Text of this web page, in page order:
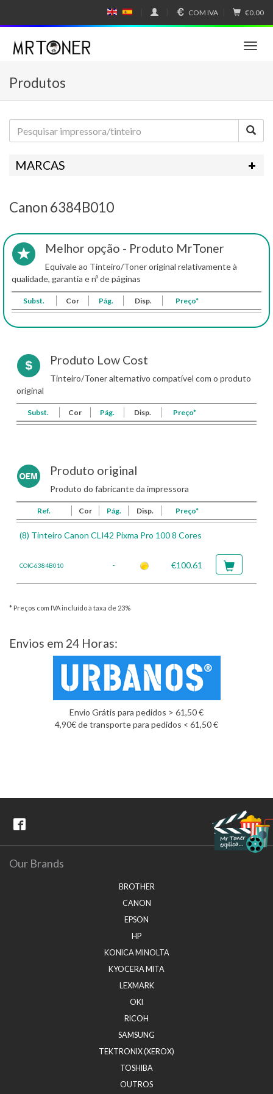
N
SP
COM IVA €0.00
T
n
a
v
g
Produtos
MARCAS
Canon 6384B010
Melhor opção - Produto MrToner
Equivale ao Tinteiro/Toner original relativamente à
qualidade, garantia e nº de páginas
Subst. Cor Pág. Disp. Preço*
Produto Low Cost
Tinteiro/Toner alternativo compatível com o produto
original
Subst. Cor Pág. Disp. Preço*
Produto original
Produto do fabricante da impressora
Ref. Cor Pág. Disp. Preço*
(8) Tinteiro Canon CLI42 Pixma Pro 100 8 Cores
COIC-6384B010 - €100.61
* Preços com IVA incluído à taxa de 23%
Envios em 24 Horas:
Envio Grátis para pedidos > 61,50 €
4,90€ de transporte para pedidos < 61,50 €
Our Brands
BROTHER
CANON
EPSON
HP
KONICA MINOLTA
KYOCERA MITA
LEXMARK
OKI
RICOH
SAMSUNG
TEKTRONIX (XEROX)
TOSHIBA
OUTROS